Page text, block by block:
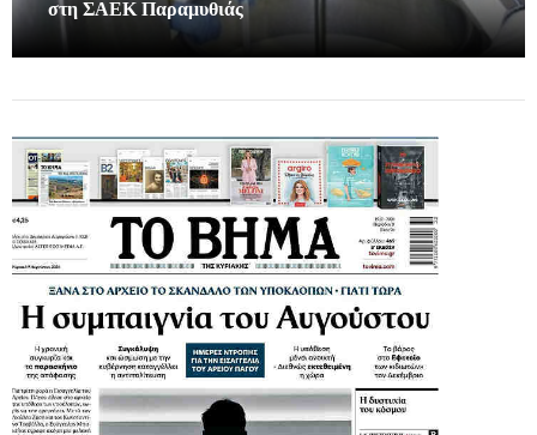
στη ΣΑΕΚ Παραμυθιάς